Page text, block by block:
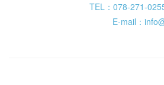
TEL：078-271-
E-mail：